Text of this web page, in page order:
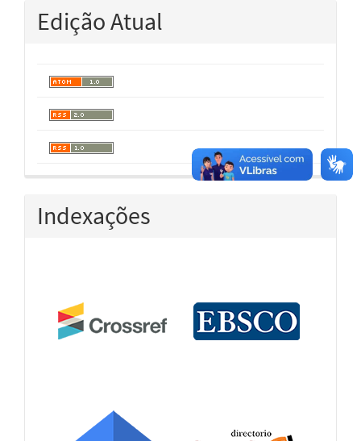
Edição Atual
Indexações